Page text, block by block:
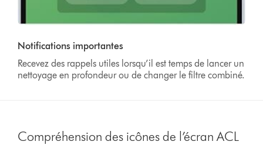
Notifications importantes
Recevez des rappels utiles lorsqu’il est temps de lancer un
nettoyage en profondeur ou de changer le filtre combiné.
Compréhension des icônes de l’écran ACL